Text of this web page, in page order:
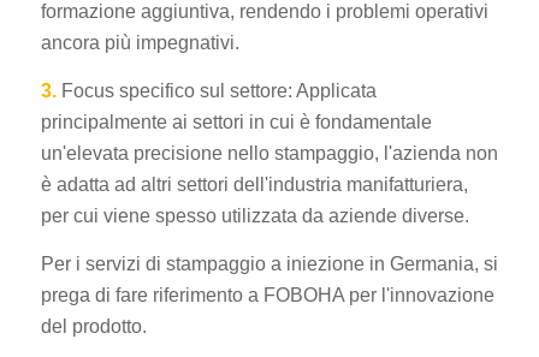
formazione aggiuntiva, rendendo i problemi operativi
ancora più impegnativi.
3.Focus specifico sul settore: Applicata
principalmente ai settori in cui è fondamentale
un'elevata precisione nello stampaggio, l'azienda non
è adatta ad altri settori dell'industria manifatturiera,
per cui viene spesso utilizzata da aziende diverse.
Per i servizi di stampaggio a iniezione in Germania, si
prega di fare riferimento a FOBOHA per l'innovazione
del prodotto.